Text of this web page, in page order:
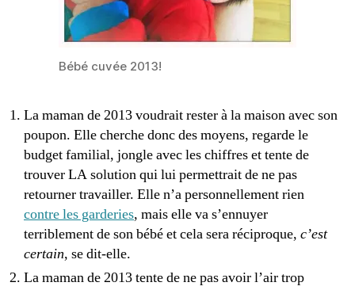
Bébé cuvée 2013!
La maman de 2013 voudrait rester à la maison avec son
poupon. Elle cherche donc des moyens, regarde le
budget familial, jongle avec les chiffres et tente de
trouver LA solution qui lui permettrait de ne pas
retourner travailler. Elle n’a personnellement rien
contre les garderies, mais elle va s’ennuyer
terriblement de son bébé et cela sera réciproque, c’est
certain, se dit-elle.
La maman de 2013 tente de ne pas avoir l’air trop